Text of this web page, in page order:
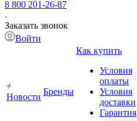
8 800 201-26-87
Заказать звонок
Войти
Новости
Бренды
Как купить
Условия
оплаты
Условия
доставки
Гарантия